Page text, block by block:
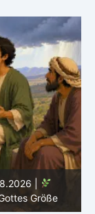
|
Hiob
und Gebet